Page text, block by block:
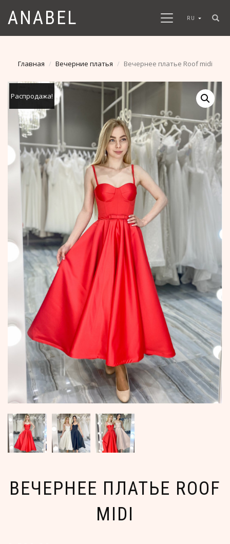
ANABEL RU
Главная Вечерние платья Вечернее платье Roof midi
Распродажа!
ВЕЧЕРНЕЕ ПЛАТЬЕ ROOF
MIDI